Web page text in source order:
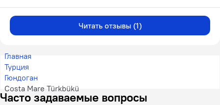
Читать отзывы (1)
Главная
Турция
Гюндоган
Costa Mare Türkbükü
Часто задаваемые вопросы